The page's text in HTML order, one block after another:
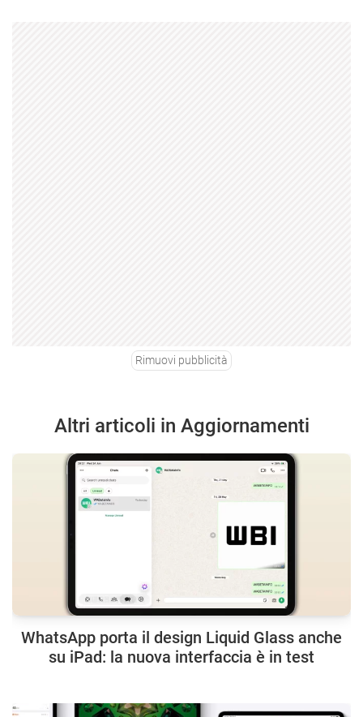
Rimuovi pubblicità
Altri articoli in Aggiornamenti
WhatsApp porta il design Liquid Glass anche
su iPad: la nuova interfaccia è in test